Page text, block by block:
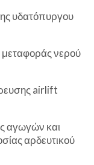
υδατόπυργου
νερού
airlift
αγωγών και
αρδευτικού